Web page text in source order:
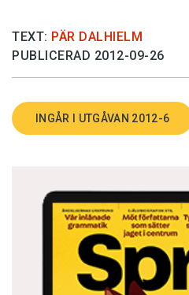
TEXT: PÄR DALHIELM
PUBLICERAD 2012-09-26
INGÅR I UTGÅVAN 2012-6